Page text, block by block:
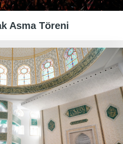
Asma Töreni